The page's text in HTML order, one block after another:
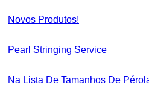
Novos Produtos!
Pearl Stringing Service
Na Lista De Tamanhos De